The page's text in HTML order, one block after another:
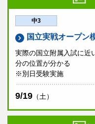
中3
国立実戦オープン
実際の国立附属入試に近
分の位置が分かる
※別日受験実施
9/19 （土）